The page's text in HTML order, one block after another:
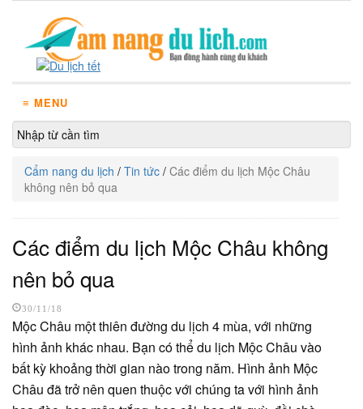
≡ MENU
Cẩm nang du lịch / Tin tức / Các điểm du lịch Mộc Châu
không nên bỏ qua
Các điểm du lịch Mộc Châu không
nên bỏ qua
30/11/18
Mộc Châu một thiên đường du lịch 4 mùa, với những
hình ảnh khác nhau. Bạn có thể du lịch Mộc Châu vào
bất kỳ khoảng thời gian nào trong năm. Hình ảnh Mộc
Châu đã trở nên quen thuộc với chúng ta với hình ảnh